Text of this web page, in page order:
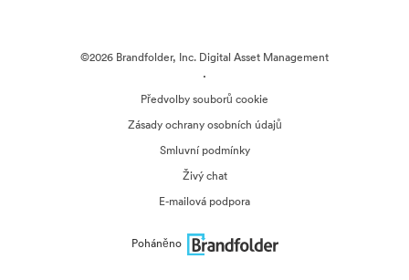
©2026 Brandfolder, Inc. Digital Asset Management
·
Předvolby souborů cookie
Zásady ochrany osobních údajů
Smluvní podmínky
Živý chat
E-mailová podpora
Poháněno